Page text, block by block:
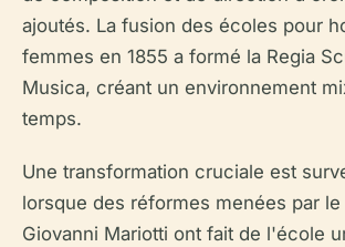
ajoutés. La fusion des écoles pour
femmes en 1855 a formé la Regia
Musica, créant un environnement
temps.
Une transformation cruciale est
lorsque des réformes menées par le
Giovanni Mariotti ont fait de l'école